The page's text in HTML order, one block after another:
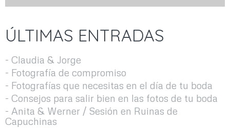
ÚLTIMAS ENTRADAS
- Claudia & Jorge
- Fotografía de compromiso
- Fotografías que necesitas en el día de tu boda
- Consejos para salir bien en las fotos de tu boda
- Anita & Werner / Sesión en Ruinas de
Capuchinas